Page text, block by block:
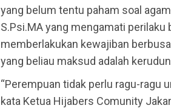
yang belum tentu paham soal
S.Psi.MA yang mengamati
memberlakukan kewajiban
yang beliau maksud adalah
“Perempuan tidak perlu ragu-ragu
kata Ketua Hijabers Comunity